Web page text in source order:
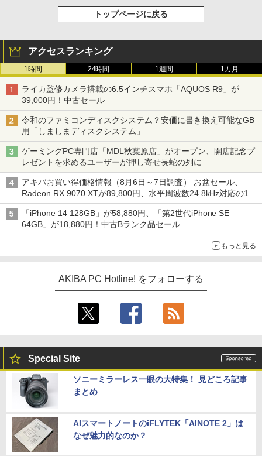
トップページに戻る
アクセスランキング
1時間 24時間 1週間 1カ月
ライカ監修カメラ搭載の6.5インチスマホ「AQUOS R9」が
39,000円！中古セール
令和のファミコンディスクシステム？安価に書き換え可能なGB
用「しましまディスクシステム」
ゲーミングPC専門店「MDL秋葉原店」がオープン、開店記念プ
レゼントを求めるユーザーが押し寄せ長蛇の列に
アキバお買い得価格情報（8月6日～7日調査） お盆セール、
Radeon RX 9070 XTが89,800円、水平周波数24.8kHz対応の17
型モニターが9,801円、暑さ指数連動セール ほか
「iPhone 14 128GB」が58,880円、「第2世代iPhone SE
64GB」が18,880円！中古Bランク品セール
もっと見る
AKIBA PC Hotline! をフォローする
Special Site
ソニーミラーレス一眼の大特集！ 見どころ記事
まとめ
AIスマートノートのiFLYTEK「AINOTE 2」は
なぜ魅力的なのか？